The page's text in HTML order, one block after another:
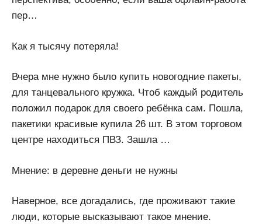
пер…
Как я тысячу потеряла!
Вчера мне нужно было купить новогодние пакеты,
для танцевального кружка. Чтоб каждый родитель
положил подарок для своего ребёнка сам. Пошла,
пакетики красивые купила 26 шт. В этом торговом
центре находиться ПВЗ. Зашла …
Мнение: в деревне деньги не нужны
Наверное, все догадались, где проживают такие
люди, которые высказывают такое мнение.